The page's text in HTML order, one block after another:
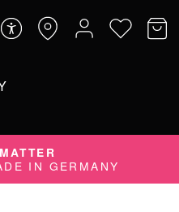
IN GERMANY